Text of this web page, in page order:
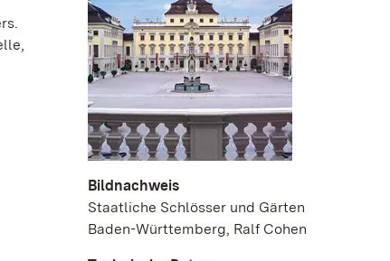
Bildnachweis
Staatliche Schlösser und Gärten
Baden-Württemberg, Ralf Cohen